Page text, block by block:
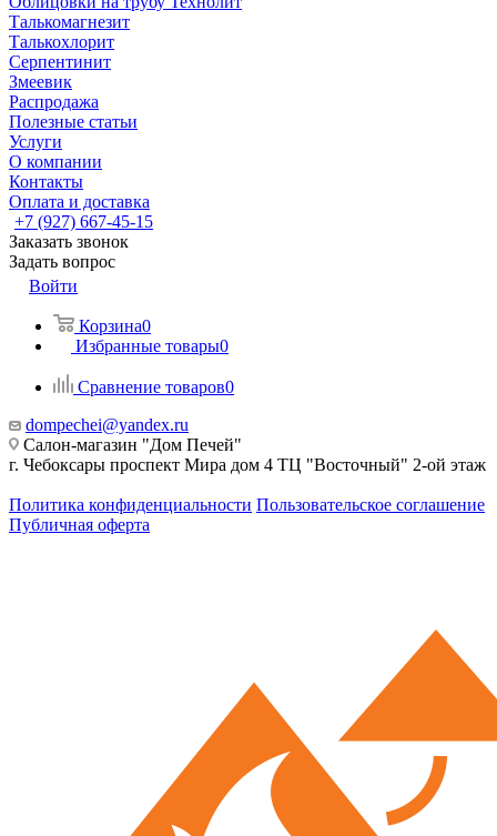
Талькомагнезит
Талькохлорит
Серпентинит
Змеевик
Распродажа
Полезные статьи
Услуги
О компании
Контакты
Оплата и доставка
+7 (927) 667-45-15
Заказать звонок
Задать вопрос
Войти
Корзина0
Избранные товары0
Сравнение товаров0
dompechei@yandex.ru
Салон-магазин "Дом Печей"
г. Чебоксары проспект Мира дом 4 ТЦ "Восточный" 2-ой этаж
Политика конфиденциальности Пользовательское соглашение
Публичная оферта